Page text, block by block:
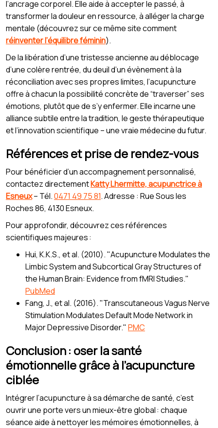
l’ancrage corporel. Elle aide à accepter le passé, à
transformer la douleur en ressource, à alléger la charge
mentale (découvrez sur ce même site comment
réinventer l’équilibre féminin).
De la libération d’une tristesse ancienne au déblocage
d’une colère rentrée, du deuil d’un évènement à la
réconciliation avec ses propres limites, l’acupuncture
offre à chacun la possibilité concrète de “traverser” ses
émotions, plutôt que de s’y enfermer. Elle incarne une
alliance subtile entre la tradition, le geste thérapeutique
et l’innovation scientifique – une vraie médecine du futur.
Références et prise de rendez-vous
Pour bénéficier d’un accompagnement personnalisé,
contactez directementKatty Lhermitte, acupunctrice à
Esneux– Tél.0471 49 75 81. Adresse : Rue Sous les
Roches 86, 4130 Esneux.
Pour approfondir, découvrez ces références
scientifiques majeures :
Hui, K.K.S., et al. (2010). "Acupuncture Modulates the
Limbic System and Subcortical Gray Structures of
the Human Brain: Evidence from fMRI Studies."
PubMed
Fang, J., et al. (2016). "Transcutaneous Vagus Nerve
Stimulation Modulates Default Mode Network in
Major Depressive Disorder." PMC
Conclusion : oser la santé
émotionnelle grâce à l’acupuncture
ciblée
Intégrer l’acupuncture à sa démarche de santé, c’est
ouvrir une porte vers un mieux-être global : chaque
séance aide à nettoyer les mémoires émotionnelles, à